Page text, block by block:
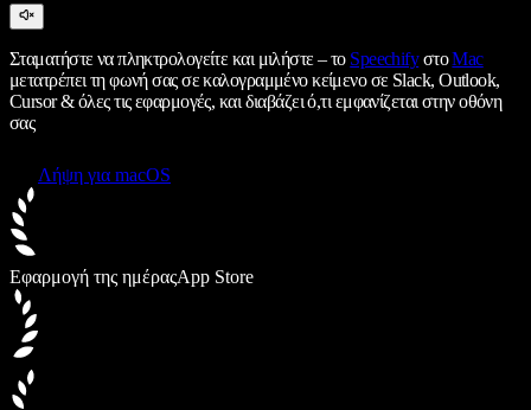
Σταματήστε να πληκτρολογείτε και μιλήστε – το SpeechifyστοMac
μετατρέπει τη φωνή σας σε καλογραμμένο κείμενο σε Slack, Outlook,
Cursor & όλες τις εφαρμογές, και διαβάζει ό,τι εμφανίζεται στην οθόνη
σας
Λήψη για macOS
Εφαρμογή της ημέραςApp Store